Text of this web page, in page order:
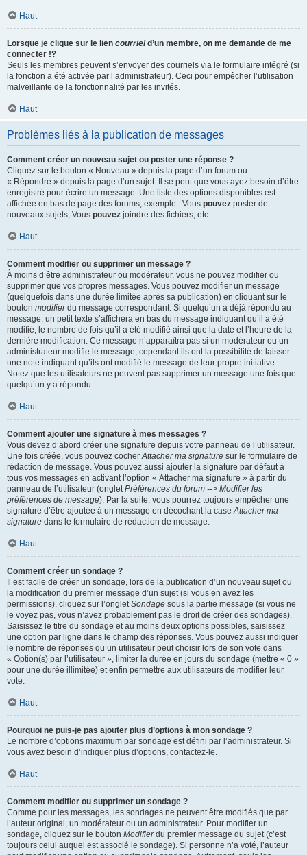
Haut
Lorsque je clique sur le lien courrield’un membre, on me demande de me
connecter !?
Seuls les membres peuvent s’envoyer des courriels via le formulaire intégré (si
la fonction a été activée par l’administrateur). Ceci pour empêcher l’utilisation
malveillante de la fonctionnalité par les invités.
Haut
Problèmes liés à la publication de messages
Comment créer un nouveau sujet ou poster une réponse ?
Cliquez sur le bouton « Nouveau » depuis la page d’un forum ou
« Répondre » depuis la page d’un sujet. Il se peut que vous ayez besoin d’être
enregistré pour écrire un message. Une liste des options disponibles est
affichée en bas de page des forums, exemple : Vous pouvez poster de
nouveaux sujets, Vous pouvez joindre des fichiers, etc.
Haut
Comment modifier ou supprimer un message ?
À moins d’être administrateur ou modérateur, vous ne pouvez modifier ou
supprimer que vos propres messages. Vous pouvez modifier un message
(quelquefois dans une durée limitée après sa publication) en cliquant sur le
bouton modifierdu message correspondant. Si quelqu’un a déjà répondu au
message, un petit texte s’affichera en bas du message indiquant qu’il a été
modifié, le nombre de fois qu’il a été modifié ainsi que la date et l’heure de la
dernière modification. Ce message n’apparaîtra pas si un modérateur ou un
administrateur modifie le message, cependant ils ont la possibilité de laisser
une note indiquant qu’ils ont modifié le message de leur propre initiative.
Notez que les utilisateurs ne peuvent pas supprimer un message une fois que
quelqu’un y a répondu.
Haut
Comment ajouter une signature à mes messages ?
Vous devez d’abord créer une signature depuis votre panneau de l’utilisateur.
Une fois créée, vous pouvez cocherAttacher ma signature sur le formulaire de
rédaction de message. Vous pouvez aussi ajouter la signature par défaut à
tous vos messages en activant l’option « Attacher ma signature » à partir du
panneau de l’utilisateur (ongletPréférences du forum --> Modifier les
préférences de message). Par la suite, vous pourrez toujours empêcher une
signature d’être ajoutée à un message en décochant la caseAttacher ma
signature dans le formulaire de rédaction de message.
Haut
Comment créer un sondage ?
Il est facile de créer un sondage, lors de la publication d’un nouveau sujet ou
la modification du premier message d’un sujet (si vous en avez les
permissions), cliquez sur l’ongletSondage sous la partie message (si vous ne
le voyez pas, vous n’avez probablement pas le droit de créer des sondages).
Saisissez le titre du sondage et au moins deux options possibles, saisissez
une option par ligne dans le champ des réponses. Vous pouvez aussi indiquer
le nombre de réponses qu’un utilisateur peut choisir lors de son vote dans
« Option(s) par l’utilisateur », limiter la durée en jours du sondage (mettre « 0 »
pour une durée illimitée) et enfin permettre aux utilisateurs de modifier leur
vote.
Haut
Pourquoi ne puis-je pas ajouter plus d’options à mon sondage ?
Le nombre d’options maximum par sondage est défini par l’administrateur. Si
vous avez besoin d’indiquer plus d’options, contactez-le.
Haut
Comment modifier ou supprimer un sondage ?
Comme pour les messages, les sondages ne peuvent être modifiés que par
l’auteur original, un modérateur ou un administrateur. Pour modifier un
sondage, cliquez sur le bouton Modifierdu premier message du sujet (c’est
toujours celui auquel est associé le sondage). Si personne n’a voté, l’auteur